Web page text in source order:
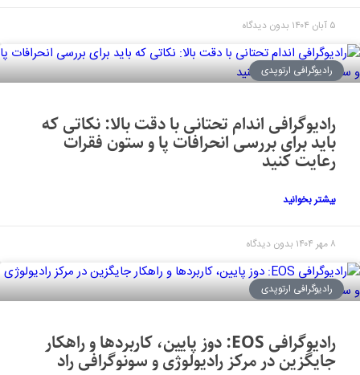
۵ آبان ۱۴۰۴ بدون دیدگاه
رادیوگرافی ارتوپدی
رادیوگرافی اندام تحتانی با دقت بالا: نکاتی که
باید برای بررسی انحرافات پا و ستون فقرات
رعایت کنید
بیشتر بخوانید
۸ مهر ۱۴۰۴ بدون دیدگاه
رادیوگرافی ارتوپدی
رادیوگرافی EOS: دوز پایین، کاربردها و راهکار
جایگزین در مرکز رادیولوژی و سونوگرافی راد